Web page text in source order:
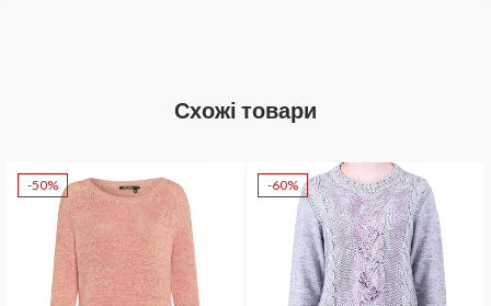
Схожі товари
-50% -60%